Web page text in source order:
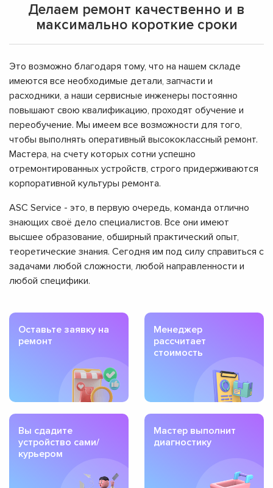
Делаем ремонт качественно и в
максимально короткие сроки
Это возможно благодаря тому, что на нашем складе
имеются все необходимые детали, запчасти и
расходники, а наши сервисные инженеры постоянно
повышают свою квалификацию, проходят обучение и
переобучение. Мы имеем все возможности для того,
чтобы выполнять оперативный высококлассный ремонт.
Мастера, на счету которых сотни успешно
отремонтированных устройств, строго придерживаются
корпоративной культуры ремонта.
ASC Service - это, в первую очередь, команда отлично
знающих своё дело специалистов. Все они имеют
высшее образование, обширный практический опыт,
теоретические знания. Сегодня им под силу справиться с
задачами любой сложности, любой направленности и
любой специфики.
Оставьте заявку на
ремонт
Менеджер
рассчитает
стоимость
Вы сдадите
устройство сами/
курьером
Мастер выполнит
диагностику